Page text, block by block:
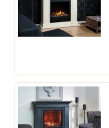
Elektr. Optiflame
inbouwhaarden
Elektr. Optimyst
2026